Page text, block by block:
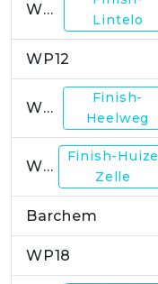
WP11
Lintelo
WP12
WP13
Finish-
Heelweg
WP15
Finish-Huize
Zelle
Barchem
WP18